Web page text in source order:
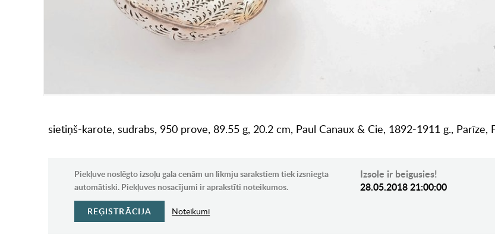
sietiņš-karote, sudrabs, 950 prove, 89.55 g, 20.2 cm, Paul Canaux & Cie, 1892-1911 g., Parīze,
Piekļuve noslēgto izsoļu gala cenām un likmju sarakstiem tiek izsniegta
automātiski. Piekļuves nosacījumi ir aprakstīti noteikumos.
REĢISTRĀCIJA Noteikumi
Izsole ir beigusies!
28.05.2018 21:00:00